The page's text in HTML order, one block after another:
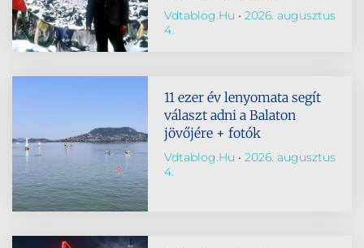
Vdtablog.hu
2026. augusztus
4.
11 ezer év lenyomata segít
választ adni a Balaton
jövőjére + fotók
Vdtablog.hu
2026. augusztus
4.